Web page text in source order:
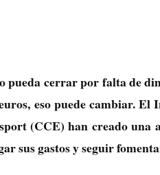
pueda cerrar por falta de
eso puede cambiar.
(CCE) han creado una
sus gastos y seguir